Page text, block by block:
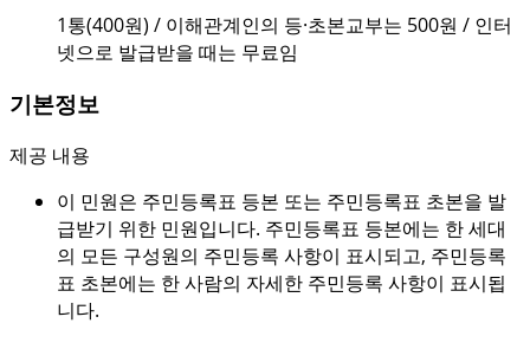
1통(400원) / 이해관계인의 등·초본교부는 500원 / 인터
넷으로 발급받을 때는 무료임
기본정보
제공 내용
이 민원은 주민등록표 등본 또는 주민등록표 초본을 발
급받기 위한 민원입니다. 주민등록표 등본에는 한 세대
의 모든 구성원의 주민등록 사항이 표시되고, 주민등록
표 초본에는 한 사람의 자세한 주민등록 사항이 표시됩
니다.